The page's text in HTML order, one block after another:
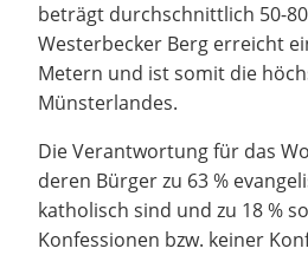
beträgt durchschnittlich 50-
Westerbecker Berg erreicht
Metern und ist somit die
Münsterlandes.
Die Verantwortung für das
deren Bürger zu 63 %
katholisch sind und zu 18 %
Konfessionen bzw. keiner